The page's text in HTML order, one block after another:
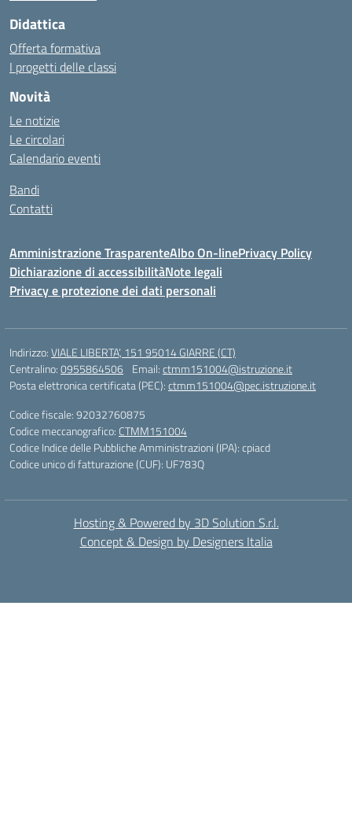
Didattica
Offerta formativa
I progetti delle classi
Novità
Le notizie
Le circolari
Calendario eventi
Bandi
Contatti
Amministrazione TrasparenteAlbo On-linePrivacy Policy
Dichiarazione di accessibilitàNote legali
Privacy e protezione dei dati personali
Indirizzo:VIALE LIBERTA’, 151 95014 GIARRE (CT)
Centralino:0955864506 Email:ctmm151004@istruzione.it
Posta elettronica certificata (PEC):ctmm151004@pec.istruzione.it
Codice fiscale: 92032760875
Codice meccanografico: CTMM151004
Codice Indice delle Pubbliche Amministrazioni (IPA): cpiacd
Codice unico di fatturazione (CUF): UF783Q
Hosting & Powered by 3D Solution S.r.l.
Concept & Design by Designers Italia